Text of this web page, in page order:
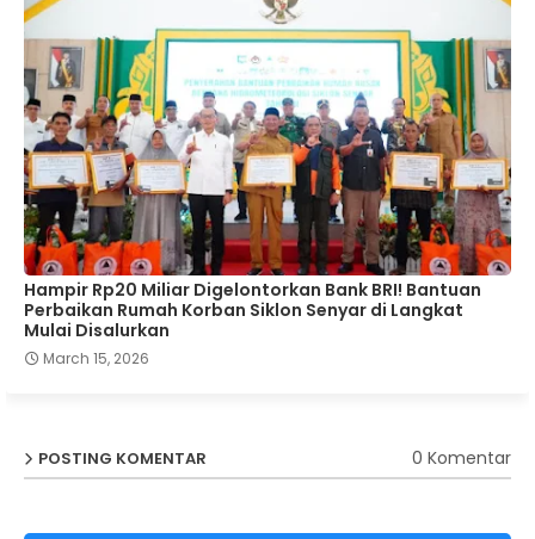
Hampir Rp20 Miliar Digelontorkan Bank BRI! Bantuan
Perbaikan Rumah Korban Siklon Senyar di Langkat
Mulai Disalurkan
March 15, 2026
POSTING KOMENTAR 0 Komentar